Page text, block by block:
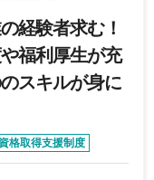
経験者求む！
福利厚生が充
スキルが身に
格取得支援制度